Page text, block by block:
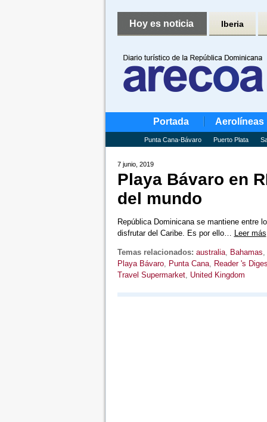
Hoy es noticia Iberia
Portada Aerolíneas
Punta Cana-Bávaro Puerto Plata
7 junio, 2019
Playa Bávaro en
del mundo
República Dominicana se mantiene entre
disfrutar del Caribe. Es por ello… Leer más
Temas relacionados: australia, Bahamas,
Playa Bávaro, Punta Cana, Reader 's
Travel Supermarket, United Kingdom